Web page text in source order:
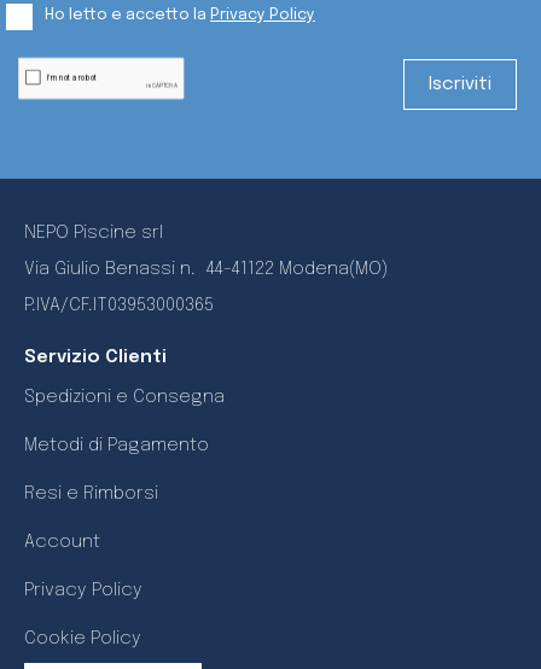
Ho letto e accetto la Privacy Policy
NEPO Piscine srl
Via Giulio Benassi n.
44-41122 Modena(MO)
P.IVA/CF.IT03953000365
Servizio Clienti
Spedizioni e Consegna
Metodi di Pagamento
Resi e Rimborsi
Account
Privacy Policy
Cookie Policy